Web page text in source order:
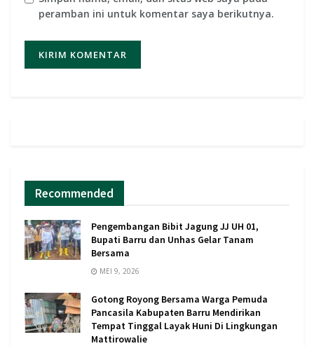
peramban ini untuk komentar saya berikutnya.
Recommended
Pengembangan Bibit Jagung JJ UH 01,
Bupati Barru dan Unhas Gelar Tanam
Bersama
MEI 9, 2026
Gotong Royong Bersama Warga Pemuda
Pancasila Kabupaten Barru Mendirikan
Tempat Tinggal Layak Huni Di Lingkungan
Mattirowalie